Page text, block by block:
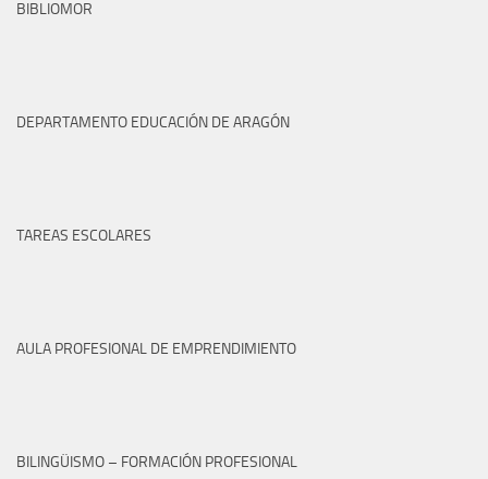
BIBLIOMOR
DEPARTAMENTO EDUCACIÓN DE ARAGÓN
TAREAS ESCOLARES
AULA PROFESIONAL DE EMPRENDIMIENTO
BILINGÜISMO – FORMACIÓN PROFESIONAL